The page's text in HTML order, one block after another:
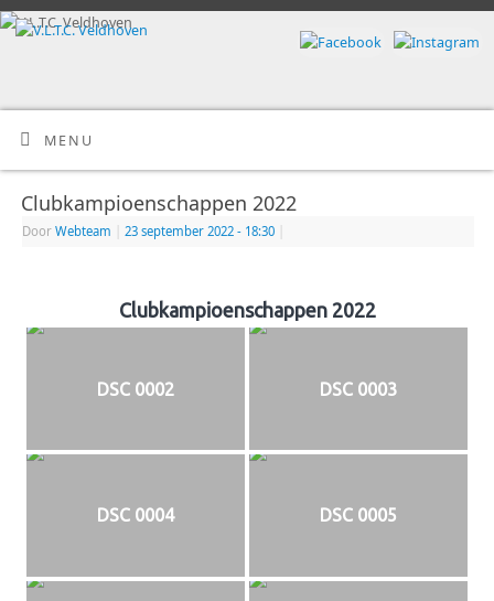
MENU
Clubkampioenschappen 2022
Door Webteam 23 september 2022 - 18:30
Clubkampioenschappen 2022
DSC 0002 DSC 0003
DSC 0004 DSC 0005